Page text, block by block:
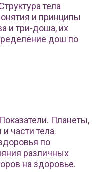
тела
и принципы
и три-доша, их
дош по
Планеты,
части тела.
по
различных
на здоровье.